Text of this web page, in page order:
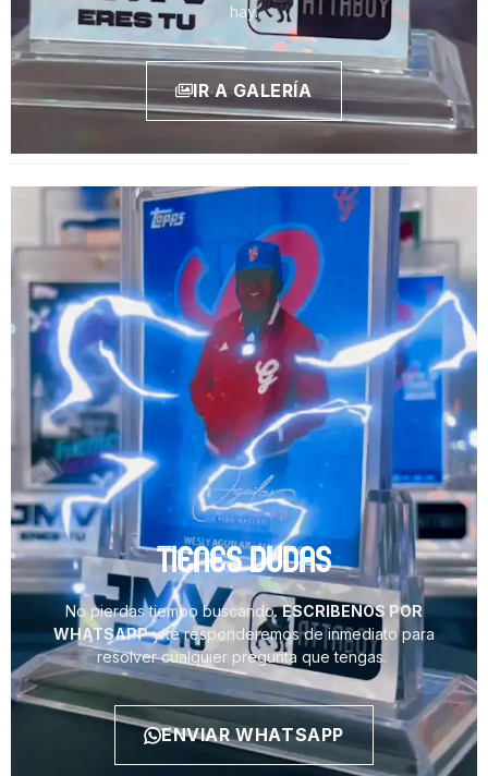
hay.
IR A GALERÍA
TIENES DUDAS
No pierdas tiempo buscando.ESCRIBENOS POR
WHATSAPPy te responderemos de inmediato para
resolver cualquier pregunta que tengas.
ENVIAR WHATSAPP